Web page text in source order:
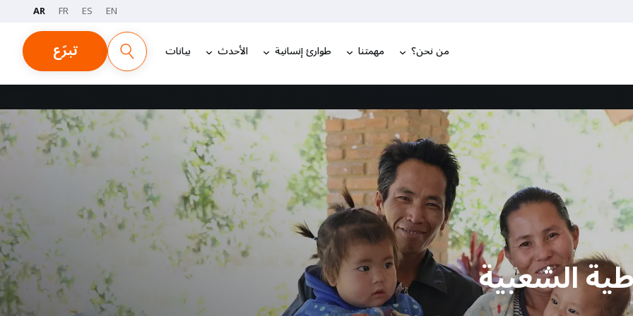
EN
ES
FR
AR
من نحن؟ مهمتنا طوارئ إنسانية الأحدث بيانات تبرّع
الشعبية